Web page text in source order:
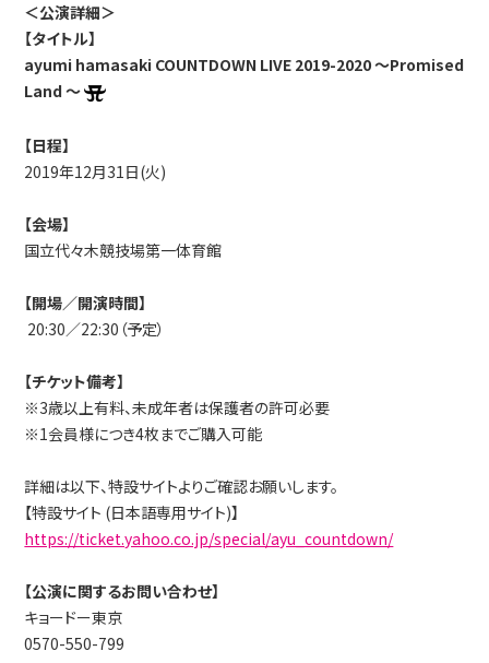
＜公演詳細＞
【タイトル】
ayumi hamasaki COUNTDOWN LIVE 2019-2020 ～Promised
Land ～
【日程】
2019年12月31日(火)
【会場】
国立代々木競技場第一体育館
【開場／開演時間】
20:30／22:30（予定）
【チケット備考】
※3歳以上有料、未成年者は保護者の許可必要
※1会員様につき4枚までご購入可能
詳細は以下、特設サイトよりご確認お願いします。
【特設サイト (日本語専用サイト)】
https://ticket.yahoo.co.jp/special/ayu_countdown/
【公演に関するお問い合わせ】
キョードー東京
0570-550-799